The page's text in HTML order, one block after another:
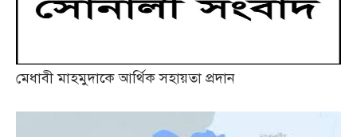
মেধাবী মাহমুদাকে আর্থিক সহায়তা প্রদান